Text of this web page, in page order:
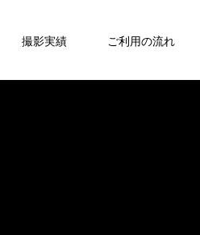
撮影実績 ご利用の流れ